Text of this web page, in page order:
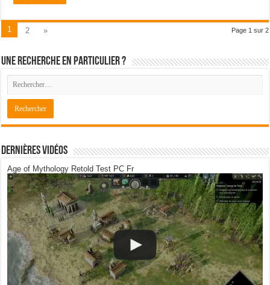
Page 1 sur 2
1 2 »
Une recherche en particulier ?
Dernières Vidéos
Age of Mythology Retold Test PC Fr